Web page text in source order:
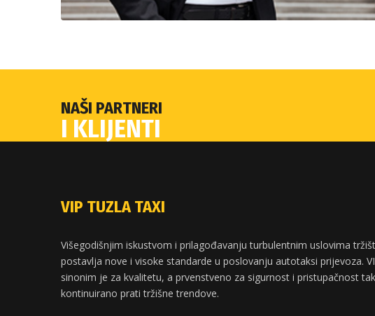
NAŠI PARTNERI
I KLIJENTI
VIP TUZLA TAXI
Višegodišnjim iskustvom i prilagođavanju turbulentnim uslovima
postavlja nove i visoke standarde u poslovanju autotaksi prijevoza.
sinonim je za kvalitetu, a prvenstveno za sigurnost i pristupačnost
kontinuirano prati tržišne trendove.